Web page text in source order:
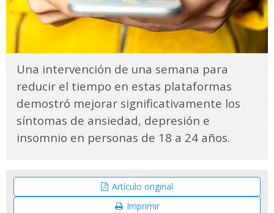
Una intervención de una semana para
reducir el tiempo en estas plataformas
demostró mejorar significativamente los
síntomas de ansiedad, depresión e
insomnio en personas de 18 a 24 años.
Artículo original
Imprimir